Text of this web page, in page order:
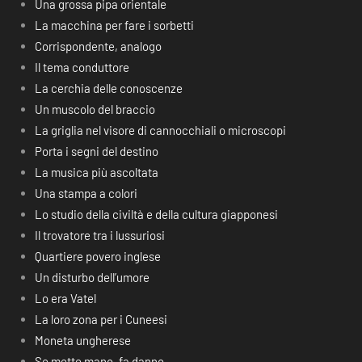
Una grossa pipa orientale
La macchina per fare i sorbetti
Corrispondente, analogo
Il tema conduttore
La cerchia delle conoscenze
Un muscolo del braccio
La griglia nel visore di cannocchiali o microscopi
Porta i segni del destino
La musica più ascoltata
Una stampa a colori
Lo studio della civiltà e della cultura giapponesi
Il trovatore tra i lussuriosi
Quartiere povero inglese
Un disturbo dell’umore
Lo era Vatel
La loro zona per i Cuneesi
Moneta ungherese